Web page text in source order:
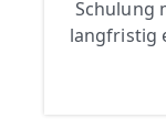
Schulung
langfristig